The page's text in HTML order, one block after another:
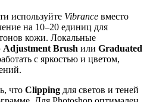
используйте Vibrance вместо
на 10–20 единиц для
кожи. Локальные
Adjustment Brush или Graduated
с яркостью и цветом,
что Clipping для светов и теней